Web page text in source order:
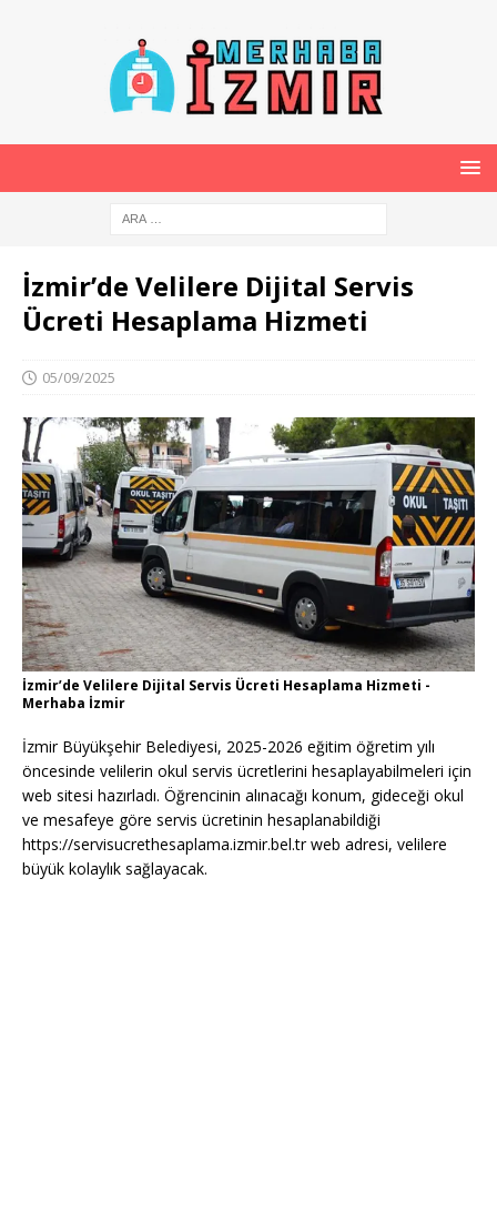
İzmir’de Velilere Dijital Servis
Ücreti Hesaplama Hizmeti
05/09/2025
İzmir’de Velilere Dijital Servis Ücreti Hesaplama Hizmeti -
Merhaba İzmir
İzmir Büyükşehir Belediyesi, 2025-2026 eğitim öğretim yılı
öncesinde velilerin okul servis ücretlerini hesaplayabilmeleri için
web sitesi hazırladı. Öğrencinin alınacağı konum, gideceği okul
ve mesafeye göre servis ücretinin hesaplanabildiği
https://servisucrethesaplama.izmir.bel.tr web adresi, velilere
büyük kolaylık sağlayacak.